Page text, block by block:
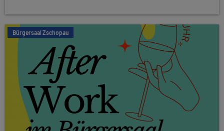
Bürgersaal Zschopau